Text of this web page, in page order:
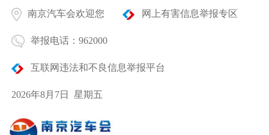
南京汽车会欢迎您 网上有害信息举报专区
举报电话：962000
互联网违法和不良信息举报平台
2026年8月7日 星期五